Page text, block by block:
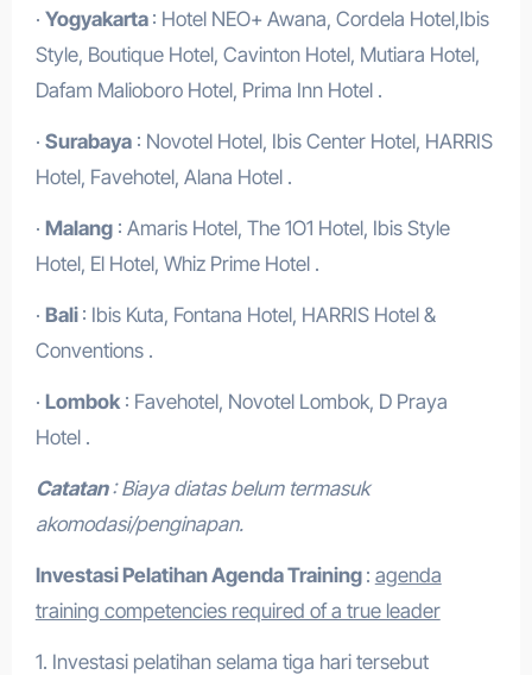
· Yogyakarta : Hotel NEO+ Awana, Cordela Hotel,Ibis
Style, Boutique Hotel, Cavinton Hotel, Mutiara Hotel,
Dafam Malioboro Hotel, Prima Inn Hotel .
· Surabaya: Novotel Hotel, Ibis Center Hotel, HARRIS
Hotel, Favehotel, Alana Hotel .
· Malang: Amaris Hotel, The 1O1 Hotel, Ibis Style
Hotel, El Hotel, Whiz Prime Hotel .
· Bali : Ibis Kuta, Fontana Hotel, HARRIS Hotel &
Conventions .
· Lombok: Favehotel, Novotel Lombok, D Praya
Hotel .
Catatan: Biaya diatas belum termasuk
akomodasi/penginapan.
Investasi Pelatihan Agenda Training : agenda
training competencies required of a true leader
1. Investasi pelatihan selama tiga hari tersebut